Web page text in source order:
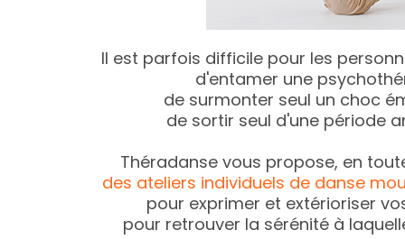
Il est parfois difficile pour les
d'entamer une
de surmonter seul un choc
de sortir seul d'une période
Théradanse vous propose, en
des ateliers individuels de danse
pour exprimer et extérioriser
pour retrouver la sérénité à